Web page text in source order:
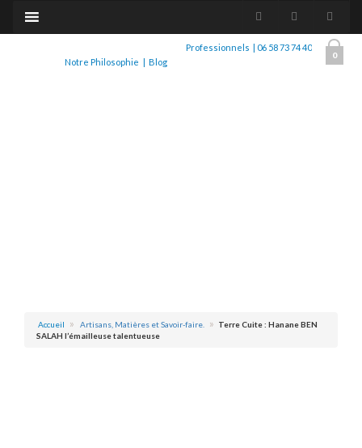
0
Notre Philosophie | Blog
Professionnels | 06 58 73 74 40
Accueil Artisans, Matières et Savoir-faire.
Terre Cuite : Hanane BEN
SALAH l’émailleuse talentueuse